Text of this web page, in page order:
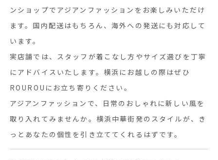
ンショップでアジアンファッションをお楽しみいただけ
ます。国内配送はもちろん、海外への発送にも対応して
います。
実店舗では、スタッフが着こなし方やサイズ選びを丁寧
にアドバイスいたします。横浜にお越しの際はぜひ
ROUROUにお立ち寄りください。
アジアンファッションで、日常のおしゃれに新しい風を
取り入れてみませんか。横浜中華街発のスタイルが、き
っとあなたの個性を引き立ててくれるはずです。